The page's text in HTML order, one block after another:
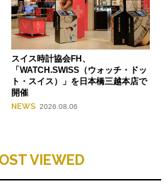
スイス時計協会FH、
「WATCH.SWISS（ウォッチ・ドッ
ト・スイス）」を日本橋三越本店で
開催
NEWS 2026.08.06
VIEWED